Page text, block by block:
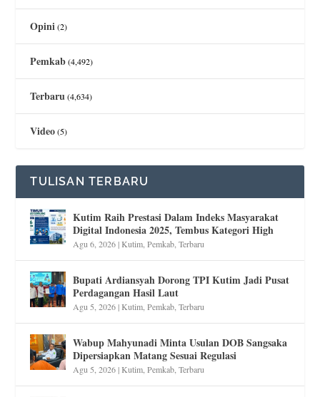
Opini(2)
Pemkab(4,492)
Terbaru(4,634)
Video(5)
TULISAN TERBARU
Kutim Raih Prestasi Dalam Indeks Masyarakat
Digital Indonesia 2025, Tembus Kategori High
Agu 6, 2026|Kutim,Pemkab,Terbaru
Bupati Ardiansyah Dorong TPI Kutim Jadi Pusat
Perdagangan Hasil Laut
Agu 5, 2026|Kutim,Pemkab,Terbaru
Wabup Mahyunadi Minta Usulan DOB Sangsaka
Dipersiapkan Matang Sesuai Regulasi
Agu 5, 2026|Kutim,Pemkab,Terbaru